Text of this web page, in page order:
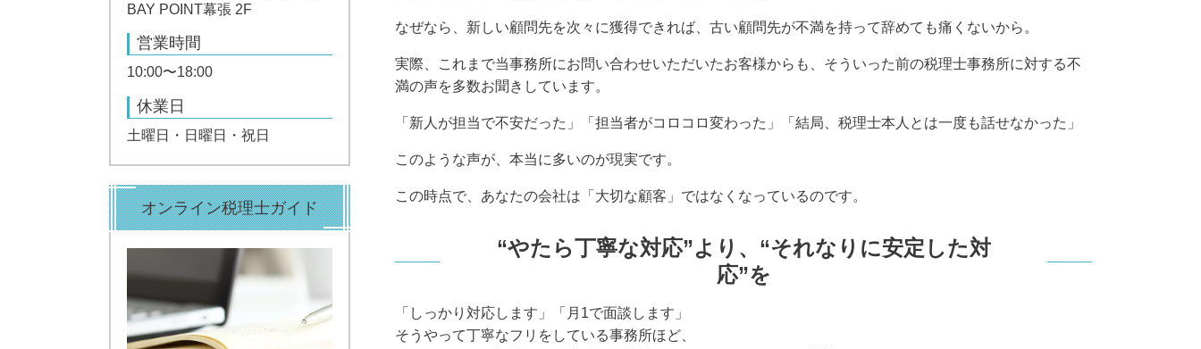
なぜなら、新しい顧問先を次々に獲得できれば、古い顧問先が不満を持って辞めても痛くないから。
実際、これまで当事務所にお問い合わせいただいたお客様からも、そういった前の税理士事務所に対する不
満の声を多数お聞きしています。
「新人が担当で不安だった」「担当者がコロコロ変わった」「結局、税理士本人とは一度も話せなかった」
このような声が、本当に多いのが現実です。
この時点で、あなたの会社は「大切な顧客」ではなくなっているのです。
“やたら丁寧な対応”より、“それなりに安定した対
応”を
「しっかり対応します」「月1で面談します」
そうやって丁寧なフリをしている事務所ほど、
BAY POINT幕張 2F
営業時間
10:00〜18:00
休業日
土曜日・日曜日・祝日
オンライン税理士ガイド